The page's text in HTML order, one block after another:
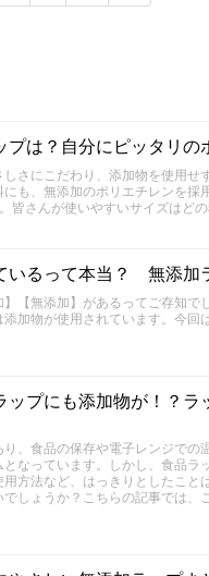
は？自分にピッタリの
さにこだわり、添加物を使用せ
も、無添加のポリエチレンを採
皆さんが使いやすいサイズはど
いるって本当？ 無添加
【無添加】があるってご存知で
加物が使用されています。今回
プにも添加物が！？ラ
、食品の保存や電子レンジでの
なっています。しかし、食品ラ
方法など、はっきりとしたこと
しょうか？こちらの記事では、